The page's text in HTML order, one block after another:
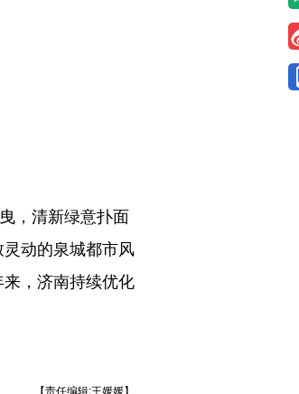
，清新绿意扑面
动的泉城都市风
，济南持续优化
【责任编辑:王媛媛】